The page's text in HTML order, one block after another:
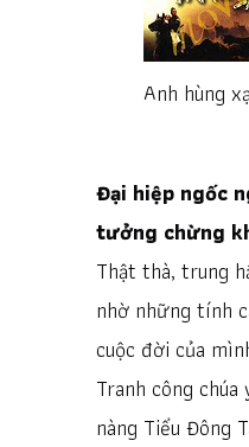
Anh hùng
Đại hiệp ngốc
tưởng chừng
Thật thà, trung
nhờ những tính
cuộc đời của
Tranh công
nàng Tiểu Đông